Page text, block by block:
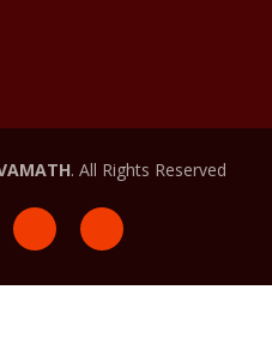
. All Rights Reserved